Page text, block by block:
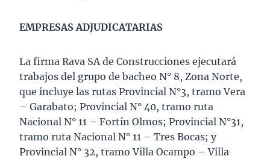
EMPRESAS ADJUDICATARIAS
La firma Rava SA de Construcciones ejecutará
trabajos del grupo de bacheo N° 8, Zona Norte,
que incluye las rutas Provincial N°3, tramo Vera
– Garabato; Provincial N° 40, tramo ruta
Nacional N° 11 – Fortín Olmos; Provincial N°31,
tramo ruta Nacional N° 11 – Tres Bocas; y
Provincial N° 32, tramo Villa Ocampo – Villa